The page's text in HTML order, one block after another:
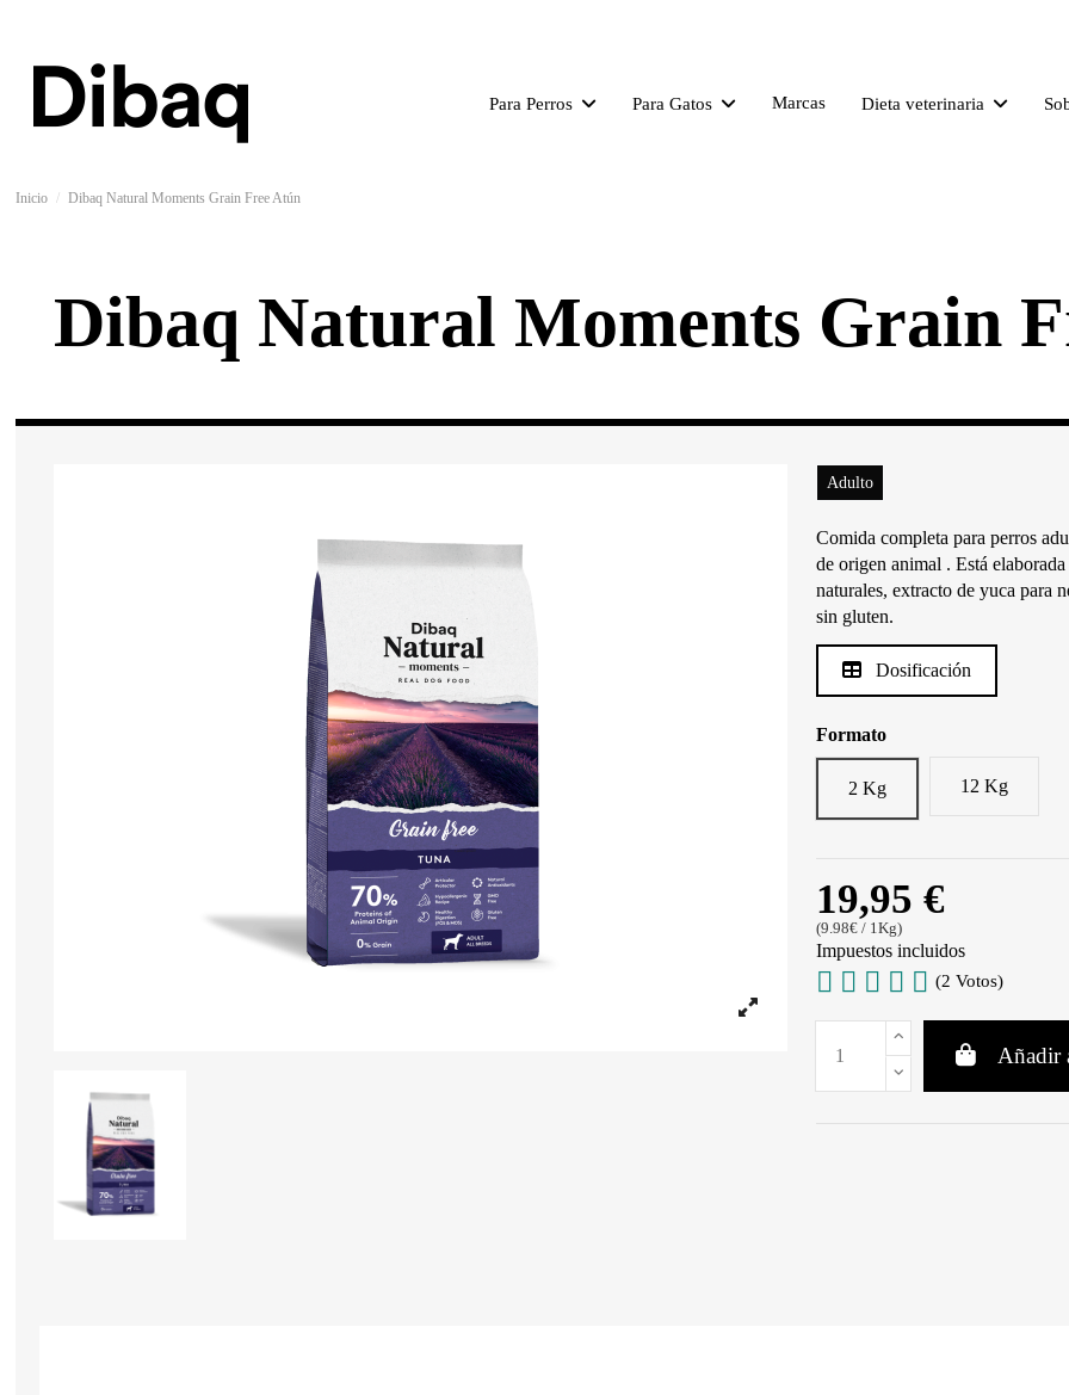
Para Perros Para Gatos Marcas Dieta veterinaria
Inicio Dibaq Natural Moments Grain Free Atún
Dibaq Natural Moments Grain
Adulto
Comida completa para perros
de origen animal . Está
naturales, extracto de yuca para
sin gluten.
Dosificación
Formato
2 Kg 12 Kg
19,95 €
(9.98€ / 1Kg)
Impuestos incluidos
(2 Votos)
Añadir